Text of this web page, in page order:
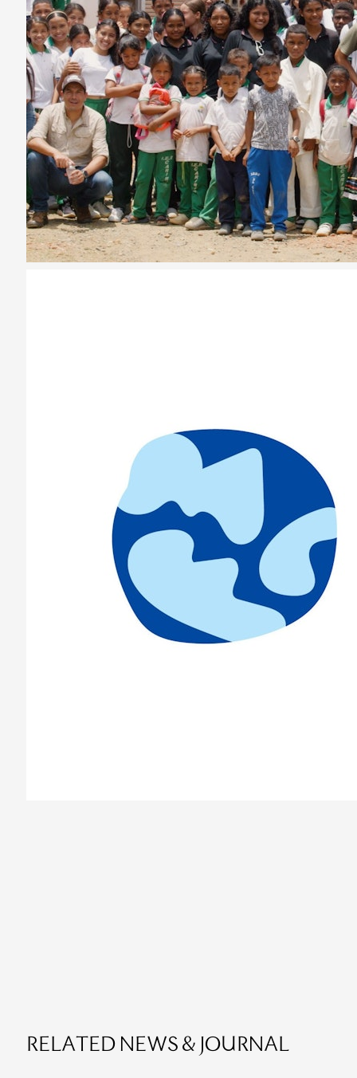
RELATED NEWS & JOURNAL